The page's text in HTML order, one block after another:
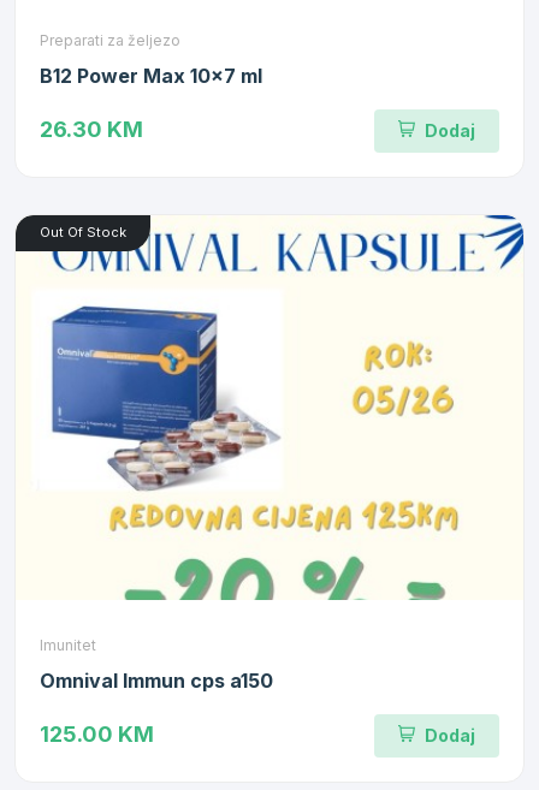
Preparati za željezo
B12 Power Max 10x7 ml
26.30 KM Dodaj
Out Of Stock
Imunitet
Omnival Immun cps a150
125.00 KM Dodaj